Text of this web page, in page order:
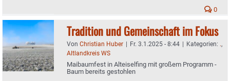
0
Tradition und Gemeinschaft im Fokus
Von Christian Huber | Fr. 3.1.2025 - 8:44 | Kategorien: .,
Altlandkreis WS
Maibaumfest in Alteiselfing mit großem Programm -
Baum bereits gestohlen